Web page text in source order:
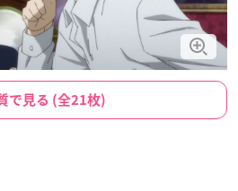
で見る (全21枚)